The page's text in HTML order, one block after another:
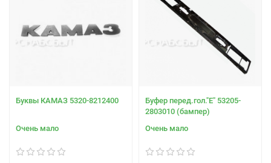
Буквы КАМАЗ 5320-8212400
Очень мало
Буфер перед.гол."Е" 53205-
2803010 (бампер)
Очень мало